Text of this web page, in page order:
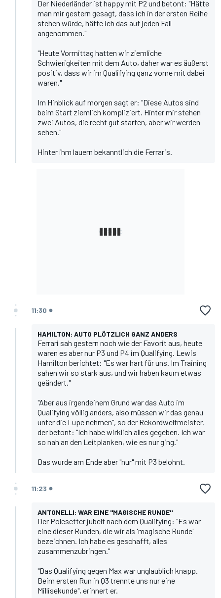
Der Niederländer ist happy mit P2 und betont: "Hätte
man mir gestern gesagt, dass ich in der ersten Reihe
stehen würde, hätte ich das auf jeden Fall
angenommen."
"Heute Vormittag hatten wir ziemliche
Schwierigkeiten mit dem Auto, daher war es äußerst
positiv, dass wir im Qualifying ganz vorne mit dabei
waren."
Im Hinblick auf morgen sagt er: "Diese Autos sind
beim Start ziemlich kompliziert. Hinter mir stehen
zwei Autos, die recht gut starten, aber wir werden
sehen."
Hinter ihm lauern bekanntlich die Ferraris.
11:30
HAMILTON: AUTO PLÖTZLICH GANZ ANDERS
Ferrari sah gestern noch wie der Favorit aus, heute
waren es aber nur P3 und P4 im Qualifying. Lewis
Hamilton berichtet: "Es war hart für uns. Im Training
sahen wir so stark aus, und wir haben kaum etwas
geändert."
"Aber aus irgendeinem Grund war das Auto im
Qualifying völlig anders, also müssen wir das genau
unter die Lupe nehmen", so der Rekordweltmeister,
der betont: "Ich habe wirklich alles gegeben. Ich war
so nah an den Leitplanken, wie es nur ging."
Das wurde am Ende aber "nur" mit P3 belohnt.
11:23
ANTONELLI: WAR EINE "MAGISCHE RUNDE"
Der Polesetter jubelt nach dem Qualifying: "Es war
eine dieser Runden, die wir als 'magische Runde'
bezeichnen. Ich habe es geschafft, alles
zusammenzubringen."
"Das Qualifying gegen Max war unglaublich knapp.
Beim ersten Run in Q3 trennte uns nur eine
Millisekunde", erinnert er.